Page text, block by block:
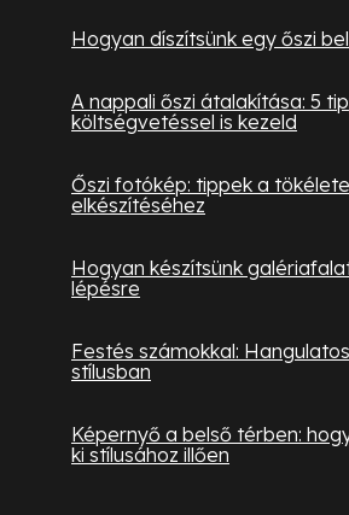
Hogyan díszítsünk egy őszi
A nappali őszi átalakítása: 5
költségvetéssel is kezeld
Őszi fotókép: tippek a
elkészítéséhez
Hogyan készítsünk
lépésre
Festés számokkal:
stílusban
Képernyő a belső térben:
ki stílusához illően